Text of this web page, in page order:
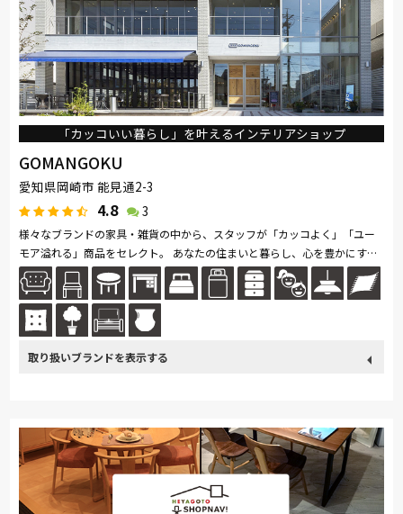
「カッコいい暮らし」を叶えるインテリアショップ
GOMANGOKU
愛知県岡崎市 能見通2-3
4.8 3
様々なブランドの家具・雑貨の中から、スタッフが「カッコよく」「ユー
モア溢れる」商品をセレクト。 あなたの住まいと暮らし、心を豊かにする
お手伝いをさせてください。
ナガノインテリア ドリームベッド Serta TEMPUR
MASTERWAL 高野木工